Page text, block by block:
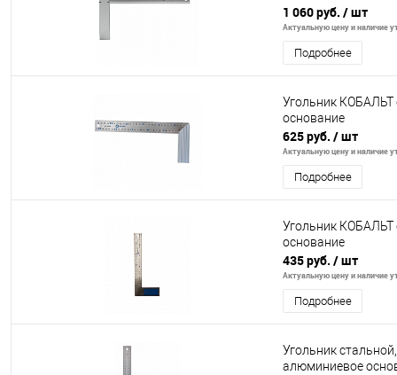
1 060 руб. / шт
Актуальную цену и наличие
Подробнее
Угольник
основание
625 руб. / шт
Актуальную цену и наличие
Подробнее
Угольник КОБАЛЬТ
основание
435 руб. / шт
Актуальную цену и наличие
Подробнее
Угольник
алюминиевое